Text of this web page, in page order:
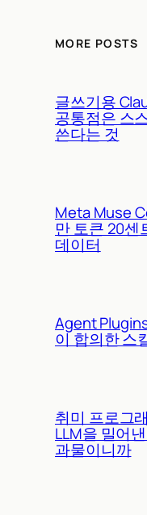
MORE POSTS
글쓰기용
공통점은 스
쓴다는 것
Meta Muse
만 토큰 20센
데이터
Agent
이 합의한 스
취미 프로그
LLM을 밀어
과물이니까